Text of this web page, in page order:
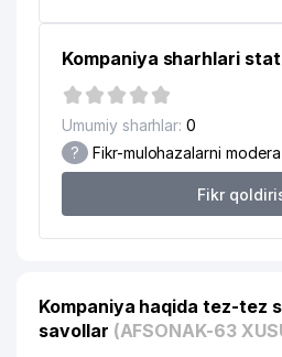
INTERNATI
16 NAVKAR PERLIT MChJ
18 BOG'ISTON MAHALLA
BOLALAR BOG'CHASI
YULDUZI)
21
BOGISTON SERVIS UY-
Kompaniya sharhlari
Umumiy sharhlar: 0
? Fikr-mulohazalarni
Fikr
Kompaniya haqida tez-tez
savollar (AFSONAK-63